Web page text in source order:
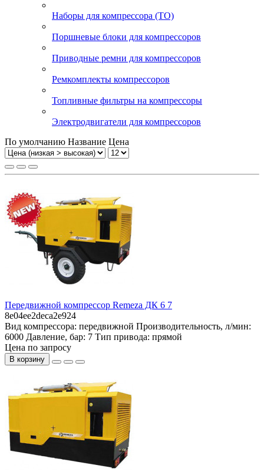
Наборы для компрессора (ТО)
Поршневые блоки для компрессоров
Приводные ремни для компрессоров
Ремкомплекты компрессоров
Топливные фильтры на компрессоры
Электродвигатели для компрессоров
По умолчанию Название Цена
Передвижной компрессор Remeza ДК 6 7
8e04ee2deca2e924
Вид компрессора: передвижной Производительность, л/мин:
6000 Давление, бар: 7 Тип привода: прямой
Цена по запросу
В корзину